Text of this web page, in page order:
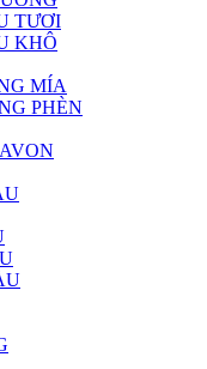
TƯƠI
KHÔ
MÍA
PHÈN